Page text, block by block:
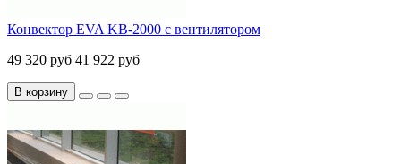
Конвектор EVA KB-2000 с вентилятором
49 320 руб 41 922 руб
В корзину